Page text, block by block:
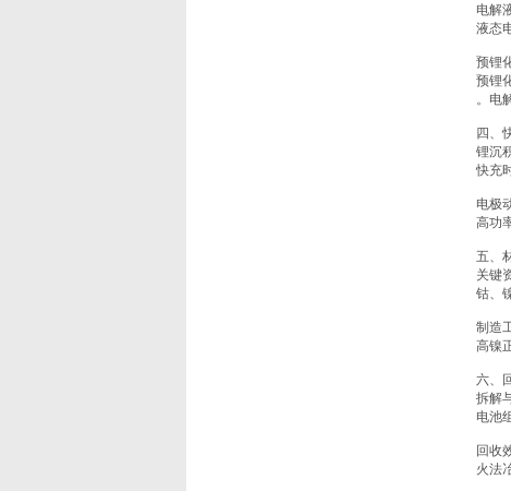
电解
液态
预锂
预锂
。电
四、
锂沉
快充
电极
高功
五、
关键
钴、
制造
高镍
六、
拆解
电池
回收
火法